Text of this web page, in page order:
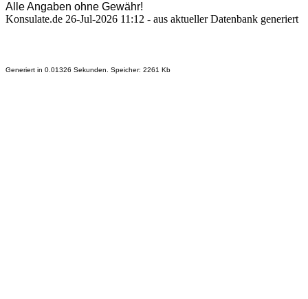
Alle Angaben ohne Gewähr!
Konsulate.de 26-Jul-2026 11:12 - aus aktueller Datenbank generiert
Generiert in 0.01326 Sekunden. Speicher: 2261 Kb